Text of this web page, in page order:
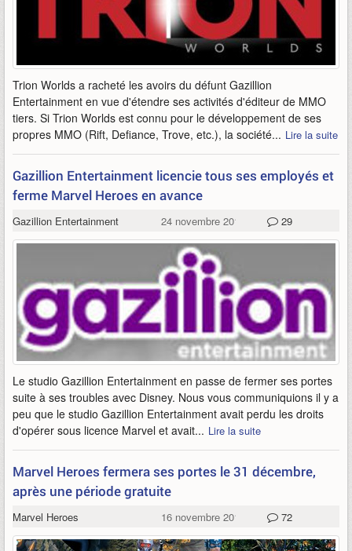
Trion Worlds a racheté les avoirs du défunt Gazillion
Entertainment en vue d'étendre ses activités d'éditeur de MMO
tiers. Si Trion Worlds est connu pour le développement de ses
propres MMO (Rift, Defiance, Trove, etc.), la société... Lire la suite
Gazillion Entertainment licencie tous ses employés et
ferme Marvel Heroes en avance
Gazillion Entertainment 24 novembre 2017 29
Le studio Gazillion Entertainment en passe de fermer ses portes
suite à ses troubles avec Disney. Nous vous communiquions il y a
peu que le studio Gazillion Entertainment avait perdu les droits
d'opérer sous licence Marvel et avait... Lire la suite
Marvel Heroes fermera ses portes le 31 décembre,
après une période gratuite
Marvel Heroes 16 novembre 2017 72